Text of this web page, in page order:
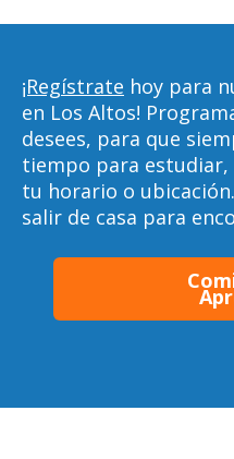
¡Regístrate hoy para
en Los Altos!
desees, para que
tiempo para
tu horario o
salir de casa para